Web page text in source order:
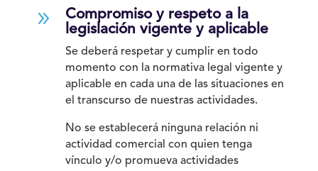
9
Compromiso y respeto a la
legislación vigente y aplicable
Se deberá respetar y cumplir en todo
momento con la normativa legal vigente y
aplicable en cada una de las situaciones en
el transcurso de nuestras actividades.
No se establecerá ninguna relación ni
actividad comercial con quien tenga
vínculo y/o promueva actividades